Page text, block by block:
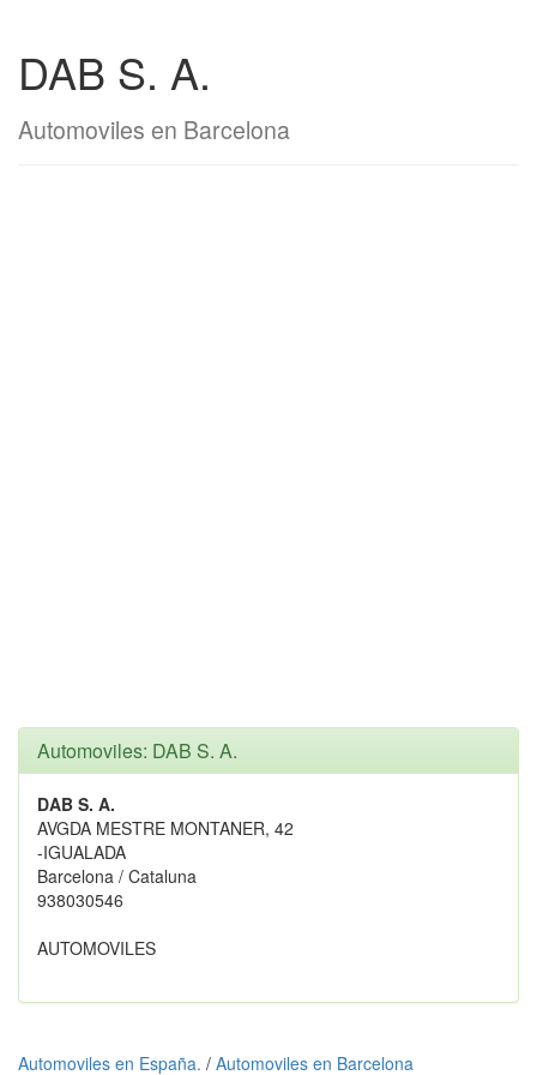
DAB S. A.
Automoviles en Barcelona
Automoviles: DAB S. A.
DAB S. A.
AVGDA MESTRE MONTANER, 42
-IGUALADA
Barcelona / Cataluna
938030546
AUTOMOVILES
Automoviles en España. / Automoviles en Barcelona